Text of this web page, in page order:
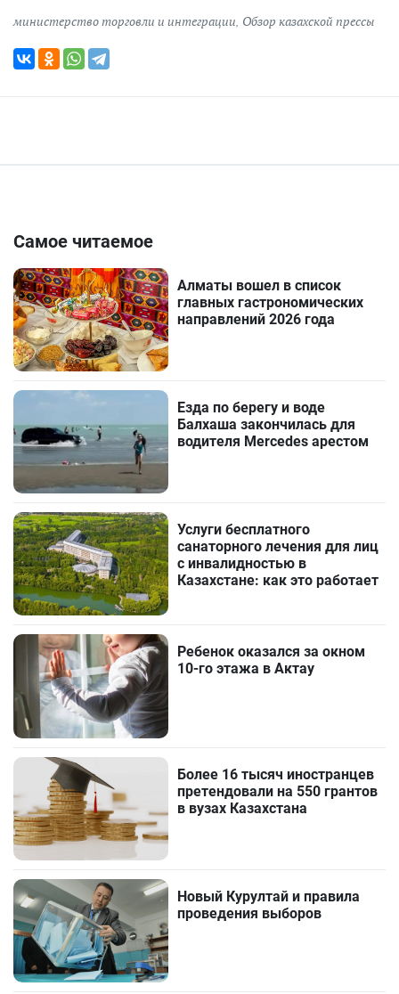
министерство торговли и интеграции, Обзор казахской прессы
Самое читаемое
Алматы вошел в список
главных гастрономических
направлений 2026 года
Езда по берегу и воде
Балхаша закончилась для
водителя Mercedes арестом
Услуги бесплатного
санаторного лечения для лиц
с инвалидностью в
Казахстане: как это работает
Ребенок оказался за окном
10-го этажа в Актау
Более 16 тысяч иностранцев
претендовали на 550 грантов
в вузах Казахстана
Новый Курултай и правила
проведения выборов